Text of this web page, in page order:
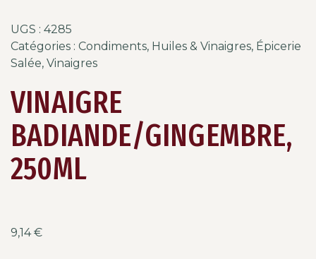
UGS : 4285
Catégories : Condiments, Huiles & Vinaigres, Épicerie
Salée, Vinaigres
VINAIGRE
BADIANDE/GINGEMBRE,
250ML
9,14€